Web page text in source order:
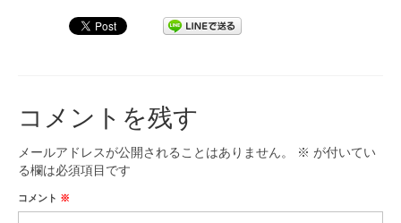
コメントを残す
メールアドレスが公開されることはありません。 ※ が付いてい
る欄は必須項目です
コメント ※